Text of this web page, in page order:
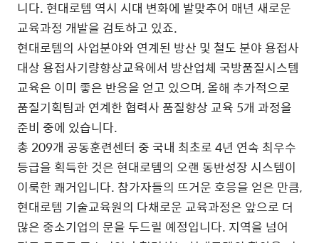
니다. 현대로템 역시 시대 변화에 발맞추어 매년 새로운
교육과정 개발을 검토하고 있죠.
현대로템의 사업분야와 연계된 방산 및 철도 분야 용접사
대상 용접사기량향상교육에서 방산업체 국방품질시스템
교육은 이미 좋은 반응을 얻고 있으며, 올해 추가적으로
품질기획팀과 연계한 협력사 품질향상 교육 5개 과정을
준비 중에 있습니다.
총 209개 공동훈련센터 중 국내 최초로 4년 연속 최우수
등급을 획득한 것은 현대로템의 오랜 동반성장 시스템이
이룩한 쾌거입니다. 참가자들의 뜨거운 호응을 얻은 만큼,
현대로템 기술교육원의 다채로운 교육과정은 앞으로 더
많은 중소기업의 문을 두드릴 예정입니다. 지역을 넘어